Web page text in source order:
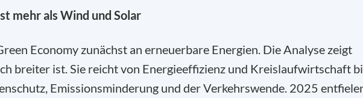
mehr als Wind und Solar
Economy zunächst an erneuerbare Energien. Die Analyse zeigt
breiter ist. Sie reicht von Energieeffizienz und Kreislaufwirtschaft
Emissionsminderung und der Verkehrswende. 2025